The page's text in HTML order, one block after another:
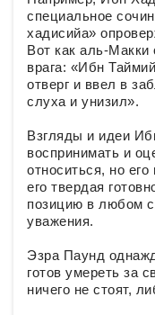
специальное
хадисийа»
Вот как аль-Макки
врага: «Ибн
отверг и ввел в
слуха и унизил».
Взгляды и идеи
воспринимать и
относиться, но
его твердая
позицию в любом
уважения.
Эзра Паунд
готов умереть за
ничего не стоят,